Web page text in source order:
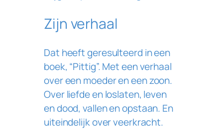
Zijn verhaal
Dat heeft geresulteerd in een
boek, “Pittig”. Met een verhaal
over een moeder en een zoon.
Over liefde en loslaten, leven
en dood, vallen en opstaan. En
uiteindelijk over veerkracht.